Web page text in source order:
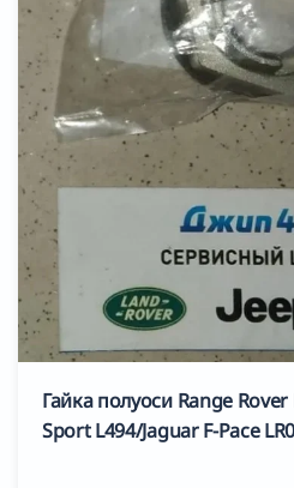
Гайка полуоси Range
Sport L494/Jaguar F-Pace